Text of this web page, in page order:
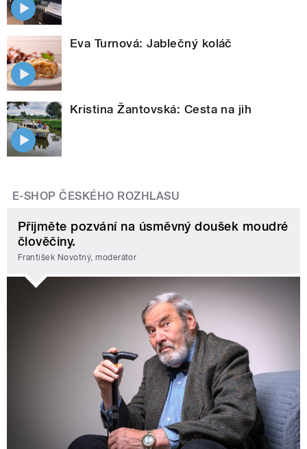
Eva Turnová: Jablečný koláč
Kristina Žantovská: Cesta na jih
E-SHOP ČESKÉHO ROZHLASU
Přijměte pozvání na úsměvný doušek moudré
člověčiny.
František Novotný, moderátor